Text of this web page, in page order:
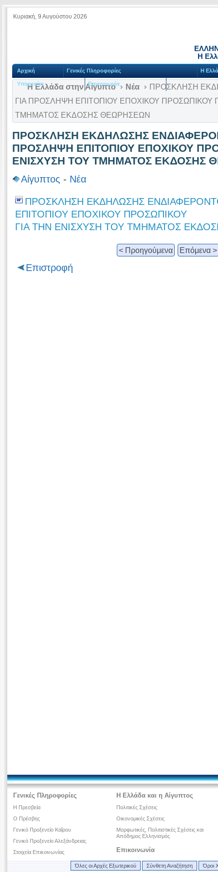
Κυριακή, 9 Αυγούστου 2026
Η
Αρχική Γενικές Πληροφορίες Η
Υπηρεσίες Επικοινωνία
Η Ελλάδα στην Αίγυπτο Νέα
ΠΡΟΣΚΛΗΣΗ
ΓIA ΠΡΟΣΛΗΨΗ ΕΠΙΤΟΠΙΟΥ ΕΠΟΧΙΚΟΥ ΠΡΟΣΩΠΙΚΟΥ
ΤΜΗΜΑΤΟΣ ΕΚΔΟΣΗΣ ΘΕΩΡΗΣΕΩΝ
ΠΡΟΣΚΛΗΣΗ ΕΚΔΗΛΩΣΗΣ
ΠΡΟΣΛΗΨΗ ΕΠΙΤΟΠΙΟΥ ΕΠΟΧΙΚΟΥ
ΕΝΙΣΧΥΣΗ ΤΟΥ ΤΜΗΜΑΤΟΣ ΕΚΔΟΣΗΣ
Αίγυπτος - Νέα
ΠΡΟΣΚΛΗΣΗ ΕΚΔΗΛΩΣΗΣ
ΕΠΙΤΟΠΙΟΥ ΕΠΟΧΙΚΟΥ ΠΡΟΣΩΠΙΚΟΥ
ΓΙΑ ΤΗΝ ΕΝΙΣΧΥΣΗ ΤΟΥ ΤΜΗΜΑΤΟΣ
< Προηγούμενα Επόμενα >
Επιστροφή
Γενικές Πληροφορίες
Η Πρεσβεία
Ο Πρέσβης
Γενικό Προξενείο Καΐρου
Γενικό Προξενείο Αλεξάνδρειας
Στοιχεία Επικοινωνίας
Η Ελλάδα και η Αίγυπτος
Πολιτικές Σχέσεις
Οικονομικές Σχέσεις
Μορφωτικές, Πολιτιστικές Σχέσεις και
Απόδημος Ελληνισμός
Επικοινωνία
Όλες οι Αρχές Εξωτερικού Σύνθετη Αναζήτηση Όροι